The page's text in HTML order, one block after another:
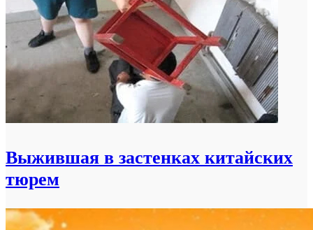
Выжившая в застенках китайских
тюрем